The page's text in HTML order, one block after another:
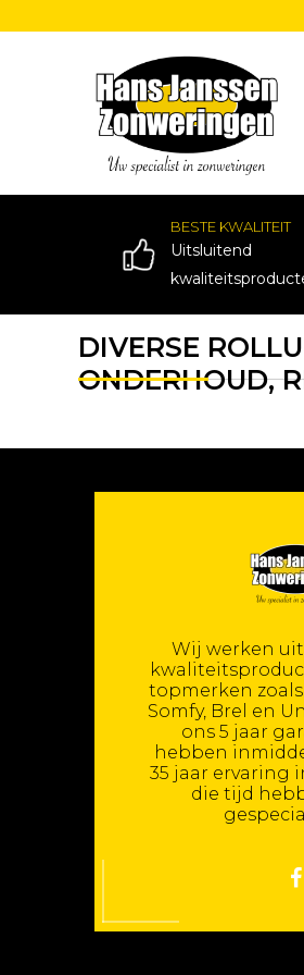
BESTE KWALITEIT
Uitsluitend
DIVERSE
ONDERHOUD,
Wij werken
topmerken zoals
Somfy, Brel en
ons 5 jaar
hebben
35 jaar ervaring
die tijd